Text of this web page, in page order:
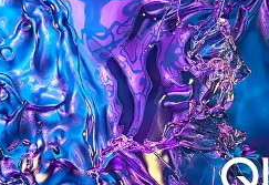
Kupovinu